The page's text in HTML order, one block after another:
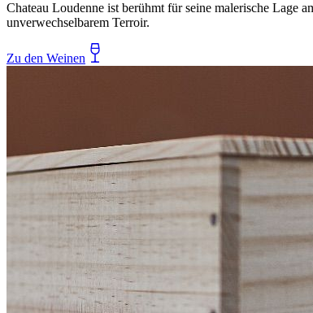
Chateau Loudenne ist berühmt für seine malerische Lage
unverwechselbarem Terroir.
Zu den Weinen